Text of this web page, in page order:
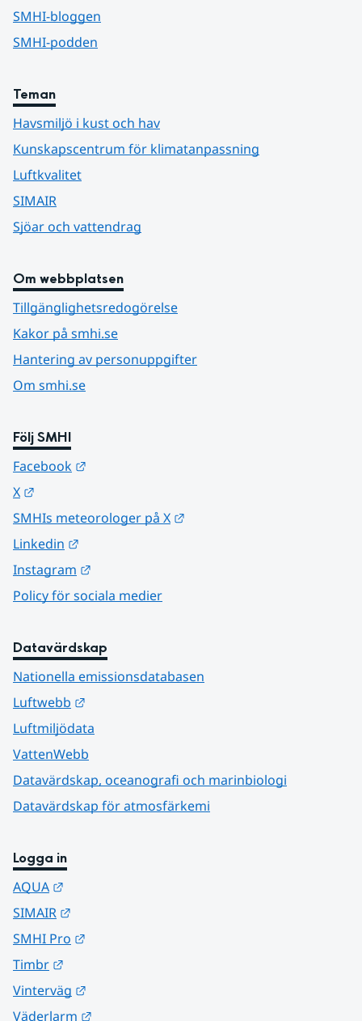
SMHI-bloggen
SMHI-podden
Teman
Havsmiljö i kust och hav
Kunskapscentrum för klimatanpassning
Luftkvalitet
SIMAIR
Sjöar och vattendrag
Om webbplatsen
Tillgänglighetsredogörelse
Kakor på smhi.se
Hantering av personuppgifter
Om smhi.se
Följ SMHI
Facebook
X
SMHIs meteorologer på X
Linkedin
Instagram
Policy för sociala medier
Datavärdskap
Nationella emissionsdatabasen
Luftwebb
Luftmiljödata
VattenWebb
Datavärdskap, oceanografi och marinbiologi
Datavärdskap för atmosfärkemi
Logga in
AQUA
SIMAIR
SMHI Pro
Timbr
Vinterväg
Väderlarm